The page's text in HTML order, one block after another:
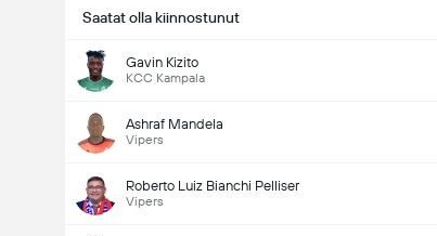
Saatat olla kiinnostunut
Gavin Kizito
KCC Kampala
Ashraf Mandela
Vipers
Roberto Luiz Bianchi Pelliser
Vipers